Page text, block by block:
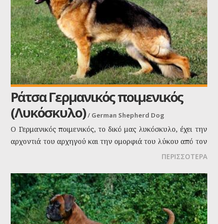
Ράτσα Γερμανικός ποιμενικός
(Λυκόσκυλο) /German Shepherd Dog
Ο Γερμανικός ποιμενικός, το δικό μας λυκόσκυλο, έχει την
αρχοντιά του αρχηγού και την ομορφιά του λύκου από τον
οποίο κατάγεται. Ένας περήφανος σύντροφος με πολλές
ΠΕΡΙΣΣΟΤΕΡΑ